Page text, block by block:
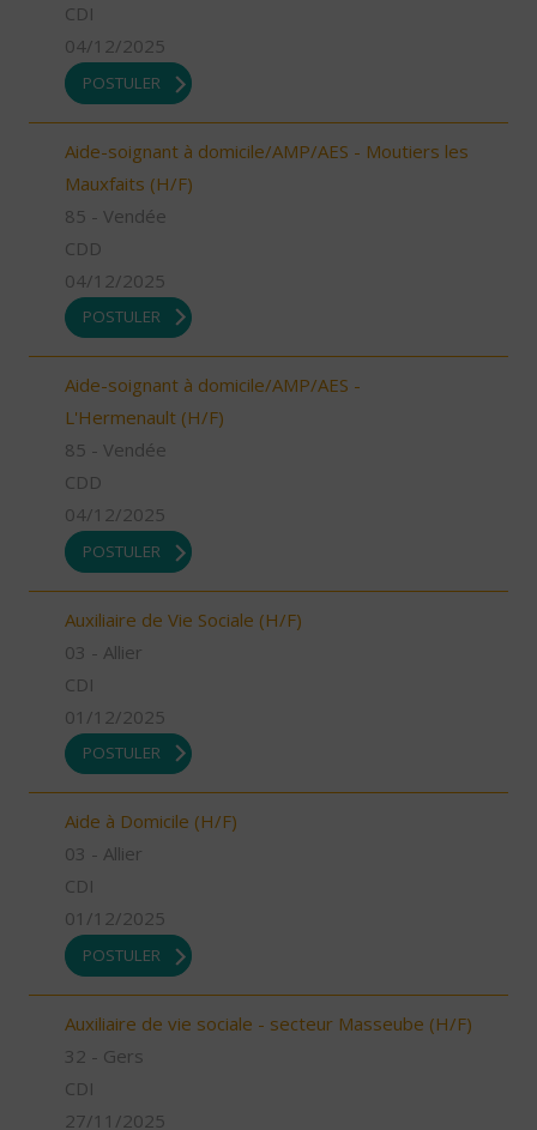
CDI
04/12/2025
POSTULER
Aide-soignant à domicile/AMP/AES - Moutiers les
Mauxfaits (H/F)
85 - Vendée
CDD
04/12/2025
POSTULER
Aide-soignant à domicile/AMP/AES -
L'Hermenault (H/F)
85 - Vendée
CDD
04/12/2025
POSTULER
Auxiliaire de Vie Sociale (H/F)
03 - Allier
CDI
01/12/2025
POSTULER
Aide à Domicile (H/F)
03 - Allier
CDI
01/12/2025
POSTULER
Auxiliaire de vie sociale - secteur Masseube (H/F)
32 - Gers
CDI
27/11/2025